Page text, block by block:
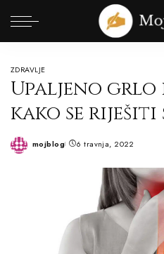
ZDRAVLJE
Upaljeno
kako se riješiti
Posted
mojblog 6 travnja, 2022